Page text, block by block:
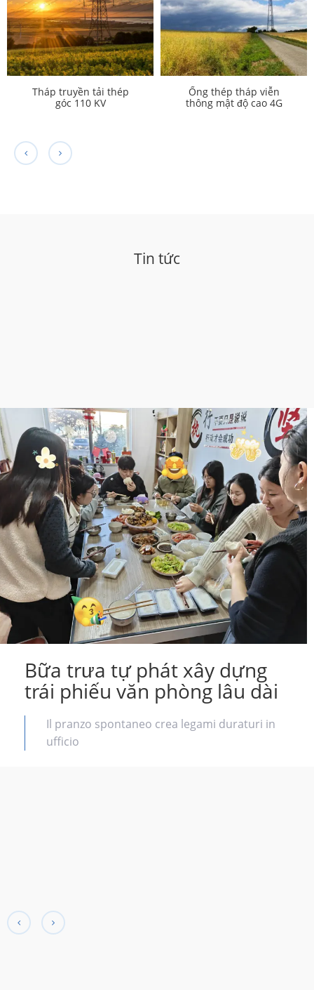
Tháp truyền tải thép
góc 110 KV
Ống thép tháp viễn
thông mật độ cao 4G
Tin tức
Bữa trưa tự phát xây dựng
trái phiếu văn phòng lâu dài
Il pranzo spontaneo crea legami duraturi in
ufficio